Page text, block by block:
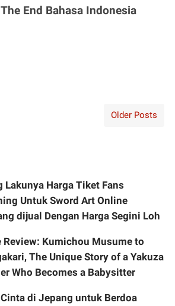
End Bahasa Indonesia
Older Posts
Lakunya Harga Tiket Fans
Untuk Sword Art Online
dijual Dengan Harga Segini Loh
Review: Kumichou Musume to
The Unique Story of a Yakuza
Who Becomes a Babysitter
di Jepang untuk Berdoa